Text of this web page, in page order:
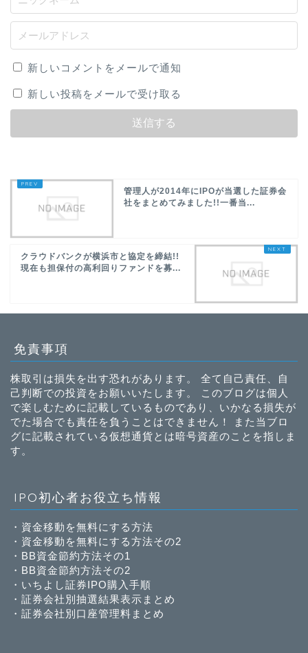
新しいコメントをメールで通知
新しい投稿をメールで受け取る
管理人が2014年にIPOが当選した証券会
社をまとめてみました!!一番当...
クラウドバンクが横浜市と協定を締結!!
現在も担保付の高利回りファンドを募...
免責事項
株取引は損失を出す恐れがあります。 全て自己責任、自
己判断での投資をお願いいたします。 このブログは個人
で楽しむために記載しているものであり、いかなる損失が
でた場合でも責任を負うことはできません！ また当ブロ
グに記載されている仮想通貨とは暗号資産のことを指しま
す。
IPO初心者お役立ち情報
・ 資金移動を無料にする方法
・ 資金移動を無料にする方法その2
・ BB資金節約方法その1
・ BB資金節約方法その2
・ いちよし証券IPO購入手順
・ 証券会社別抽選結果表示まとめ
・ 証券会社別口座管理料まとめ